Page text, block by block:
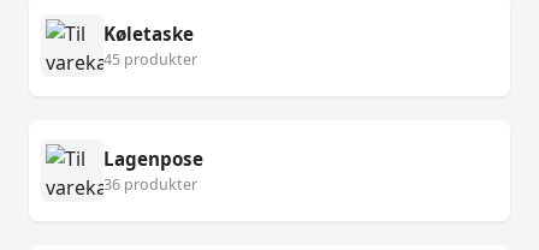
Køletaske
45 produkter
Lagenpose
36 produkter